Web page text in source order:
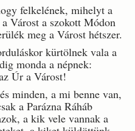
felkelének, mihelyt a
Várost a szokott Módon
meg a Várost hétszer.
kürtölnek vala a
monda a népnek:
Úr a Várost!
minden, a mi benne van,
a Parázna Ráháb
a kik vele vannak a